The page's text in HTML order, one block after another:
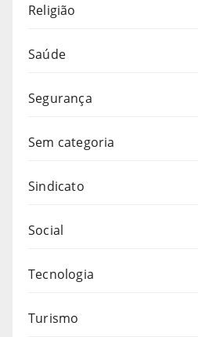
Religião
Saúde
Segurança
Sem categoria
Sindicato
Social
Tecnologia
Turismo